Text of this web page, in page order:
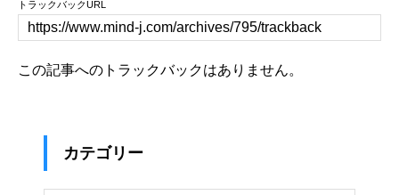
トラックバックURL
この記事へのトラックバックはありません。
カテゴリー